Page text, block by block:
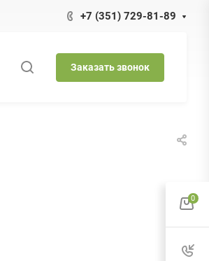
+7 (351) 729-81-89
Заказать звонок
0